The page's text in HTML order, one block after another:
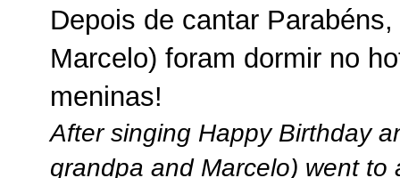
Depois de cantar
Marcelo) foram dormir no
meninas!
After singing Happy Birthday
grandpa and Marcelo) went